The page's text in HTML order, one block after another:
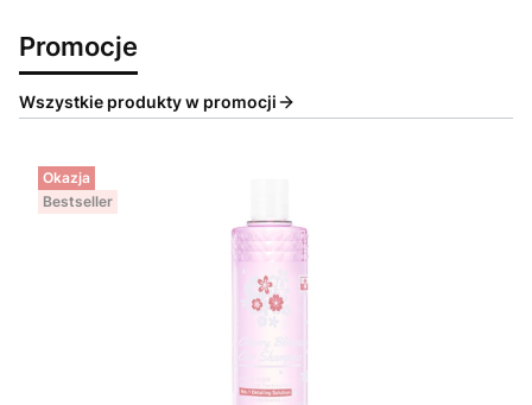
Promocje
Wszystkie produkty w promocji
Okazja
Bestseller